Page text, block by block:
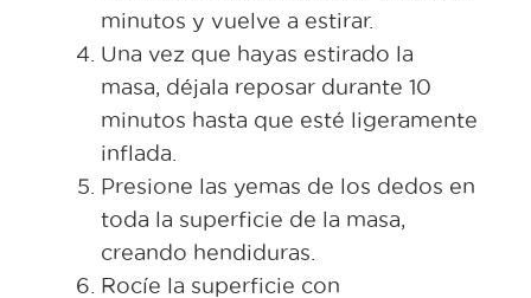
minutos y vuelve a estirar.
Una vez que hayas estirado la
masa, déjala reposar durante 10
minutos hasta que esté ligeramente
inflada.
Presione las yemas de los dedos en
toda la superficie de la masa,
creando hendiduras.
Rocíe la superficie con